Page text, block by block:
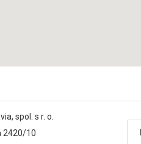
spol. s r. o.
2420/10